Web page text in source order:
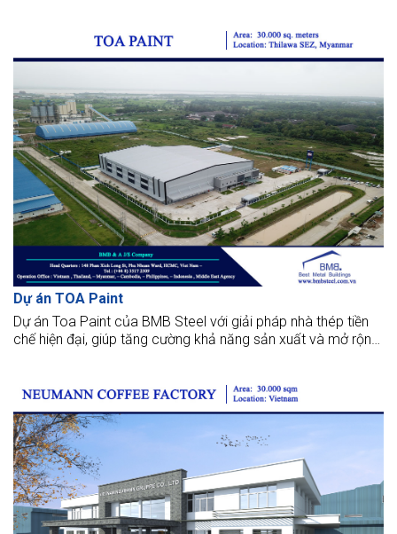
Dự án TOA Paint
Dự án Toa Paint của BMB Steel với giải pháp nhà thép tiền
chế hiện đại, giúp tăng cường khả năng sản xuất và mở rộng